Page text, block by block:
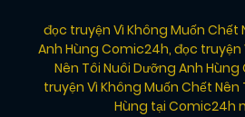
đọc truyện Vì Không Muốn Chết
Anh Hùng Comic24h, đọc truyện
Nên Tôi Nuôi Dưỡng Anh
truyện Vì Không Muốn Chết Nên
Hùng tại Comic24h